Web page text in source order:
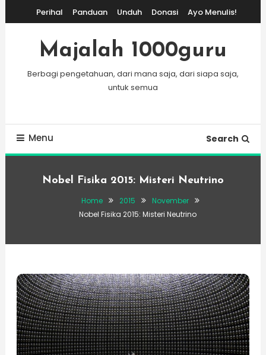
To
Content
Perihal Panduan Unduh Donasi Ayo Menulis!
Majalah 1000guru
Berbagi pengetahuan, dari mana saja, dari siapa saja,
untuk semua
Menu Search
Nobel Fisika 2015: Misteri Neutrino
Home 2015
November
Nobel Fisika 2015: Misteri Neutrino